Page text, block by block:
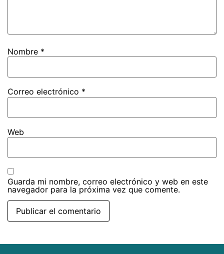
Nombre *
Correo electrónico *
Web
Guarda mi nombre, correo electrónico y web en este
navegador para la próxima vez que comente.